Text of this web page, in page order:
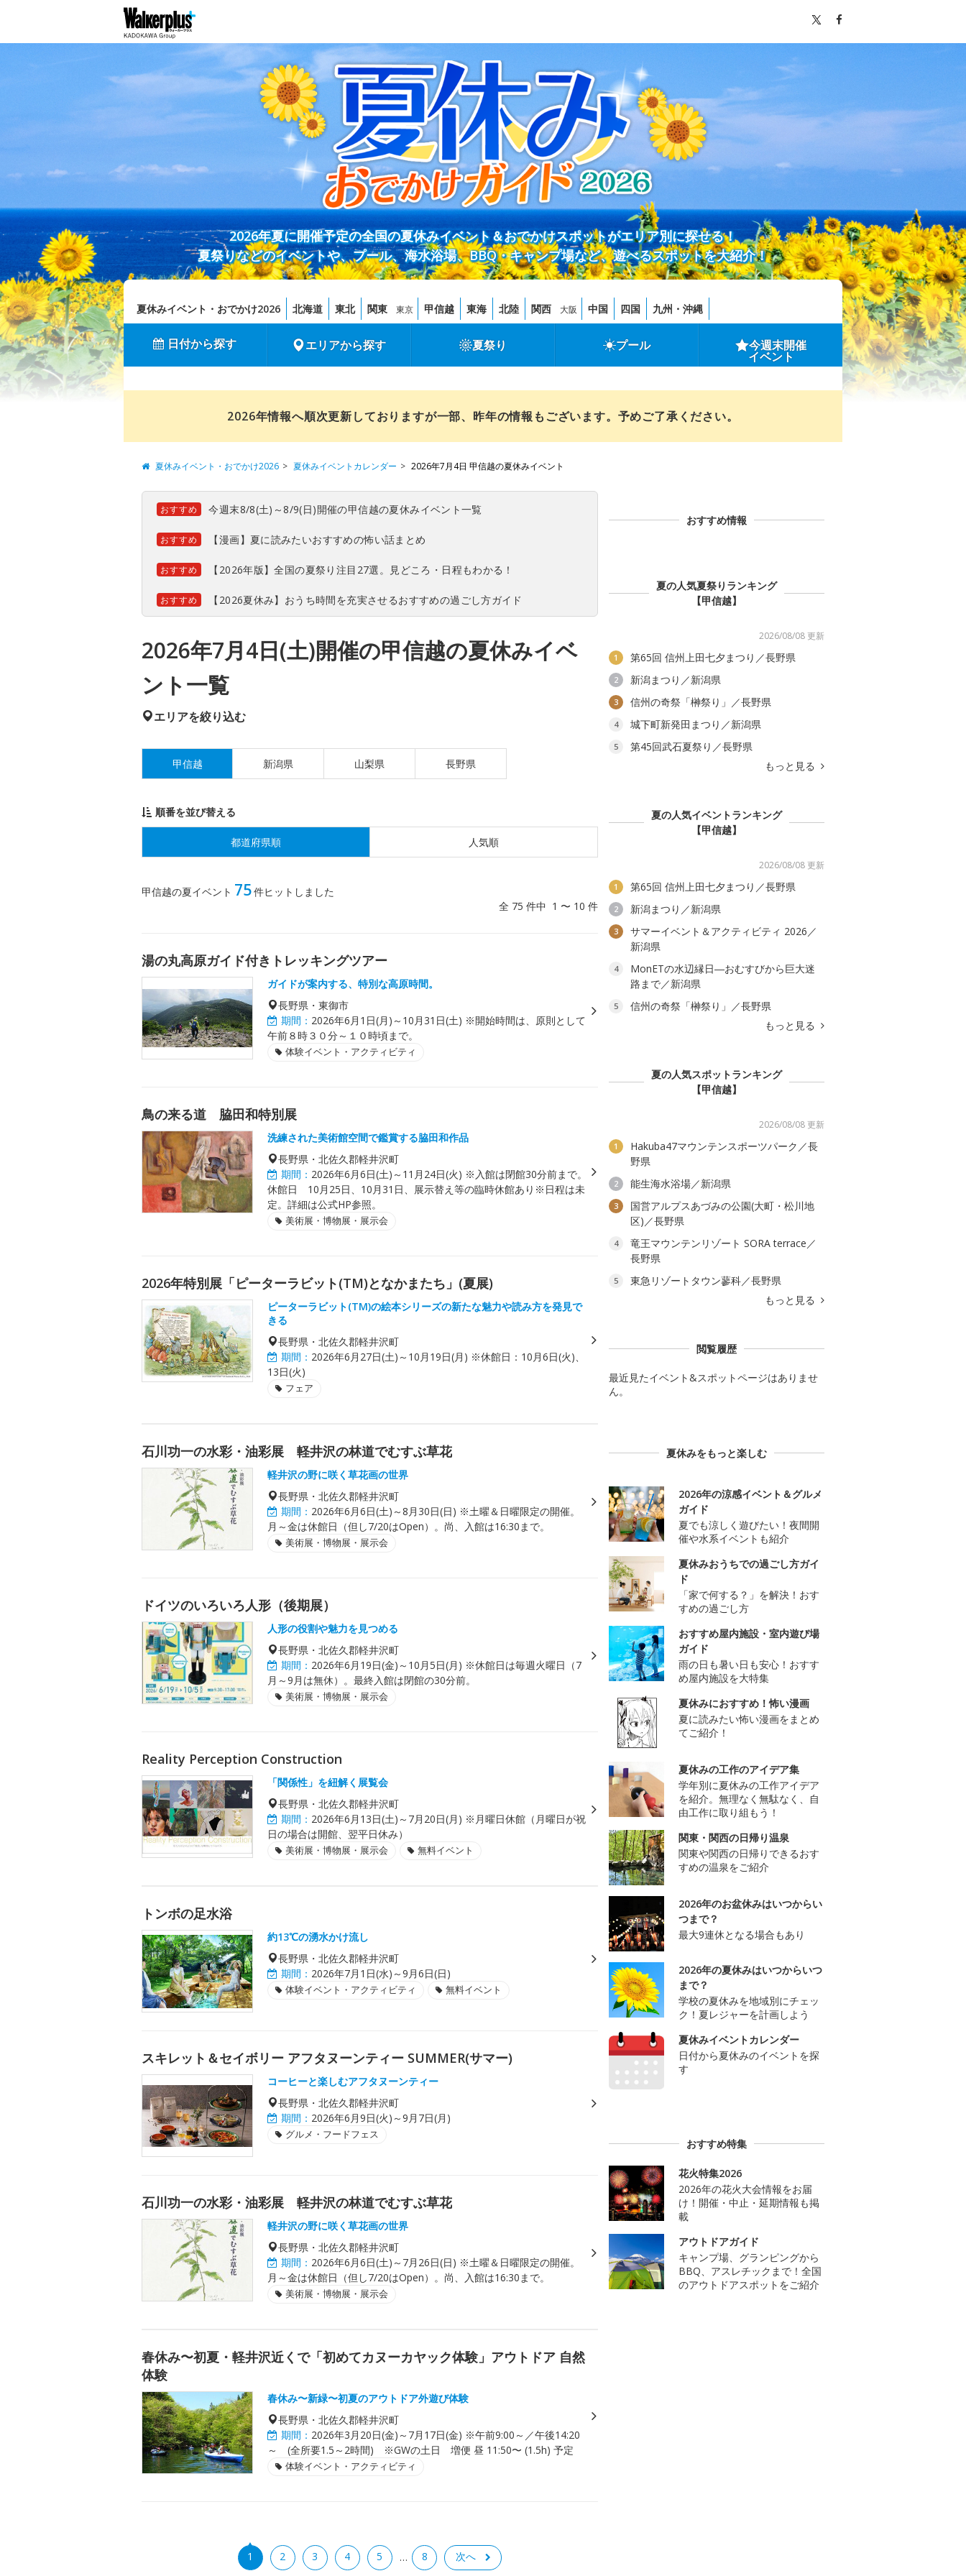
2026年夏に開催予定の全国の夏休みイベント＆おでかけスポットがエリア別に探せる！
夏祭りなどのイベントや、プール、海水浴場、BBQ・キャンプ場など、遊べるスポットを大紹介！
夏休みイベント・おでかけ2026 北海道 東北 関東 東京 甲信越 東海 北陸 関西 大阪 中国 四国 九州・沖縄
日付から探す エリアから探す 夏祭り プール 今週末開催
イベント
2026年情報へ順次更新しておりますが一部、昨年の情報もございます。予めご了承ください。
夏休みイベント・おでかけ2026 夏休みイベントカレンダー 2026年7月4日 甲信越の夏休みイベント
おすすめ 今週末8/8(土)～8/9(日)開催の甲信越の夏休みイベント一覧
おすすめ 【漫画】夏に読みたいおすすめの怖い話まとめ
おすすめ 【2026年版】全国の夏祭り注目27選。見どころ・日程もわかる！
おすすめ 【2026夏休み】おうち時間を充実させるおすすめの過ごし方ガイド
2026年7月4日(土)開催の甲信越の夏休みイベ
ント一覧
エリアを絞り込む
甲信越 新潟県 山梨県 長野県
順番を並び替える
都道府県順 人気順
甲信越の夏イベント 75件ヒットしました
全 75 件中 1 〜 10 件
湯の丸高原ガイド付きトレッキングツアー
ガイドが案内する、特別な高原時間。
長野県・東御市
期間： 2026年6月1日(月)～10月31日(土) ※開始時間は、原則として
午前８時３０分～１０時頃まで。
体験イベント・アクティビティ
鳥の来る道 脇田和特別展
洗練された美術館空間で鑑賞する脇田和作品
長野県・北佐久郡軽井沢町
期間： 2026年6月6日(土)～11月24日(火) ※入館は閉館30分前まで。
休館日 10月25日、10月31日、展示替え等の臨時休館あり※日程は未
定。詳細は公式HP参照。
美術展・博物展・展示会
2026年特別展「ピーターラビット(TM)となかまたち」(夏展)
ピーターラビット(TM)の絵本シリーズの新たな魅力や読み方を発見で
きる
長野県・北佐久郡軽井沢町
期間： 2026年6月27日(土)～10月19日(月) ※休館日：10月6日(火)、
13日(火)
フェア
石川功一の水彩・油彩展 軽井沢の林道でむすぶ草花
軽井沢の野に咲く草花画の世界
長野県・北佐久郡軽井沢町
期間： 2026年6月6日(土)～8月30日(日) ※土曜＆日曜限定の開催。
月～金は休館日（但し7/20はOpen）。尚、入館は16:30まで。
美術展・博物展・展示会
ドイツのいろいろ人形（後期展）
人形の役割や魅力を見つめる
長野県・北佐久郡軽井沢町
期間： 2026年6月19日(金)～10月5日(月) ※休館日は毎週火曜日（7
月～9月は無休）。最終入館は閉館の30分前。
美術展・博物展・展示会
Reality Perception Construction
「関係性」を紐解く展覧会
長野県・北佐久郡軽井沢町
期間： 2026年6月13日(土)～7月20日(月) ※月曜日休館（月曜日が祝
日の場合は開館、翌平日休み）
美術展・博物展・展示会 無料イベント
トンボの足水浴
約13℃の湧水かけ流し
長野県・北佐久郡軽井沢町
期間： 2026年7月1日(水)～9月6日(日)
体験イベント・アクティビティ 無料イベント
スキレット＆セイボリー アフタヌーンティー SUMMER(サマー)
コーヒーと楽しむアフタヌーンティー
長野県・北佐久郡軽井沢町
期間： 2026年6月9日(火)～9月7日(月)
グルメ・フードフェス
石川功一の水彩・油彩展 軽井沢の林道でむすぶ草花
軽井沢の野に咲く草花画の世界
長野県・北佐久郡軽井沢町
期間： 2026年6月6日(土)～7月26日(日) ※土曜＆日曜限定の開催。
月～金は休館日（但し7/20はOpen）。尚、入館は16:30まで。
美術展・博物展・展示会
春休み〜初夏・軽井沢近くで「初めてカヌーカヤック体験」アウトドア 自然
体験
春休み〜新緑〜初夏のアウトドア外遊び体験
長野県・北佐久郡軽井沢町
期間： 2026年3月20日(金)～7月17日(金) ※午前9:00～／午後14:20
～ (全所要1.5～2時間) ※GWの土日 増便 昼 11:50〜 (1.5h) 予定
体験イベント・アクティビティ
1 2 3 4 5 … 8 次へ
おすすめ情報
夏の人気夏祭りランキング
【甲信越】
2026/08/08 更新
1 第65回 信州上田七夕まつり／長野県
2 新潟まつり／新潟県
3 信州の奇祭「榊祭り」／長野県
4 城下町新発田まつり／新潟県
5
第45回武石夏祭り／長野県
もっと見る
夏の人気イベントランキング
【甲信越】
2026/08/08 更新
1 第65回 信州上田七夕まつり／長野県
2 新潟まつり／新潟県
3
サマーイベント＆アクティビティ 2026／
新潟県
4
MonETの水辺縁日―おむすびから巨大迷
路まで／新潟県
5
信州の奇祭「榊祭り」／長野県
もっと見る
夏の人気スポットランキング
【甲信越】
2026/08/08 更新
1
Hakuba47マウンテンスポーツパーク／長
野県
2 能生海水浴場／新潟県
3
国営アルプスあづみの公園(大町・松川地
区)／長野県
4
竜王マウンテンリゾート SORA terrace／
長野県
5
東急リゾートタウン蓼科／長野県
もっと見る
閲覧履歴
最近見たイベント&スポットページはありませ
ん。
夏休みをもっと楽しむ
2026年の涼感イベント＆グルメ
ガイド
夏でも涼しく遊びたい！夜間開
催や水系イベントも紹介
夏休みおうちでの過ごし方ガイ
ド
「家で何する？」を解決！おす
すめの過ごし方
おすすめ屋内施設・室内遊び場
ガイド
雨の日も暑い日も安心！おすす
め屋内施設を大特集
夏休みにおすすめ！怖い漫画
夏に読みたい怖い漫画をまとめ
てご紹介！
夏休みの工作のアイデア集
学年別に夏休みの工作アイデア
を紹介。無理なく無駄なく、自
由工作に取り組もう！
関東・関西の日帰り温泉
関東や関西の日帰りできるおす
すめの温泉をご紹介
2026年のお盆休みはいつからい
つまで？
最大9連休となる場合もあり
2026年の夏休みはいつからいつ
まで？
学校の夏休みを地域別にチェッ
ク！夏レジャーを計画しよう
夏休みイベントカレンダー
日付から夏休みのイベントを探
す
おすすめ特集
花火特集2026
2026年の花火大会情報をお届
け！開催・中止・延期情報も掲
載
アウトドアガイド
キャンプ場、グランピングから
BBQ、アスレチックまで！全国
のアウトドアスポットをご紹介